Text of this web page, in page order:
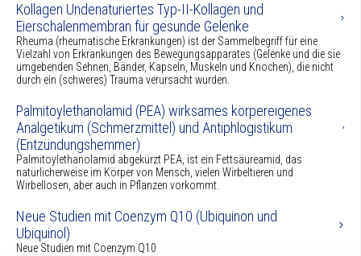
Kollagen Undenaturiertes Typ-II-Kollagen und
Eierschalenmembran für gesunde Gelenke
Rheuma (rheumatische Erkrankungen) ist der Sammelbegriff für eine
Vielzahl von Erkrankungen des Bewegungsapparates (Gelenke und die sie
umgebenden Sehnen, Bänder, Kapseln, Muskeln und Knochen), die nicht
durch ein (schweres) Trauma verursacht wurden.
Palmitoylethanolamid (PEA) wirksames körpereigenes
Analgetikum (Schmerzmittel) und Antiphlogistikum
(Entzündungshemmer)
Palmitoylethanolamid abgekürzt PEA, ist ein Fettsäureamid, das
natürlicherweise im Körper von Mensch, vielen Wirbeltieren und
Wirbellosen, aber auch in Pflanzen vorkommt.
Neue Studien mit Coenzym Q10 (Ubiquinon und
Ubiquinol)
Neue Studien mit Coenzym Q10